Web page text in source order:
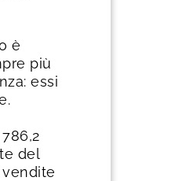
è
più
essi
del